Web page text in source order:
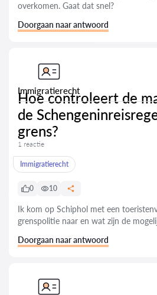
overkomen. Gaat dat snel?
Doorgaan naar antwoord
Immigratierecht
Hoe controleert de
de
grens?
1 reactie
Immigratierecht
0 10
Ik kom op Schiphol met een
grenspolitie naar en wat zijn de
Doorgaan naar antwoord